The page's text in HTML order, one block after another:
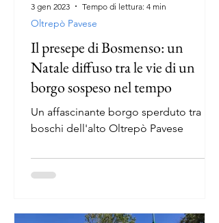
Il presepe di Bosmenso: un
Natale diffuso tra le vie di un
borgo sospeso nel tempo
Un affascinante borgo sperduto tra i
boschi dell'alto Oltrepò Pavese
Oltrepò Pavese
3 gen 2023 Tempo di lettura: 4 min